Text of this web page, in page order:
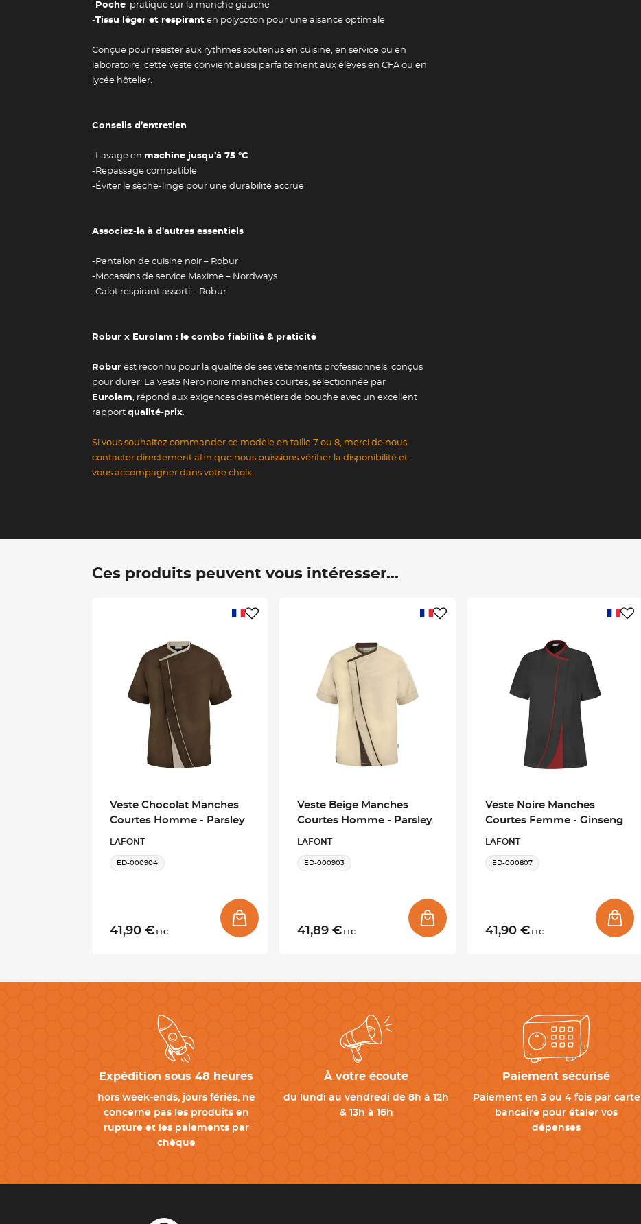
- Poche pratique sur la manche gauche
-Tissu léger et respirant en polycoton pour une aisance optimale
Conçue pour résister aux rythmes soutenus en cuisine, en service ou en
laboratoire, cette veste convient aussi parfaitement aux élèves en CFA ou en
lycée hôtelier.
Conseils d’entretien
-Lavage en machine jusqu’à 75 °C
-Repassage compatible
-Éviter le sèche-linge pour une durabilité accrue
Associez-la à d’autres essentiels
-Pantalon de cuisine noir – Robur
-Mocassins de service Maxime – Nordways
-Calot respirant assorti – Robur
Robur x Eurolam : le combo fiabilité & praticité
Robur est reconnu pour la qualité de ses vêtements professionnels, conçus
pour durer. La veste Nero noire manches courtes, sélectionnée par
Eurolam, répond aux exigences des métiers de bouche avec un excellent
rapport qualité-prix.
Si vous souhaitez commander ce modèle en taille 7 ou 8, merci de nous
contacter directement afin que nous puissions vérifier la disponibilité et
vous accompagner dans votre choix.
Guide des tailles
Ces produits peuvent vous intéresser...
Veste Chocolat Manches
Courtes Homme - Parsley
LAFONT
ED-000904
41,90 €TTC
Veste Beige Manches
Courtes Homme - Parsley
LAFONT
ED-000903
41,89 €TTC
Veste Noire Manches
Courtes Femme - Ginseng
LAFONT
ED-000807
41,90 €TTC
Expédition sous 48 heures
hors week-ends, jours fériés, ne
concerne pas les produits en
rupture et les paiements par
chèque
À votre écoute
du lundi au vendredi de 8h à 12h
& 13h à 16h
Paiement sécurisé
Paiement en 3 ou 4 fois par carte
bancaire pour étaler vos
dépenses